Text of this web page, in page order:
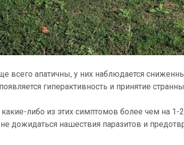
всего апатичны, у них наблюдается
гиперактивность и принятие
либо из этих симптомов более чем на 1-2
дожидаться нашествия паразитов и